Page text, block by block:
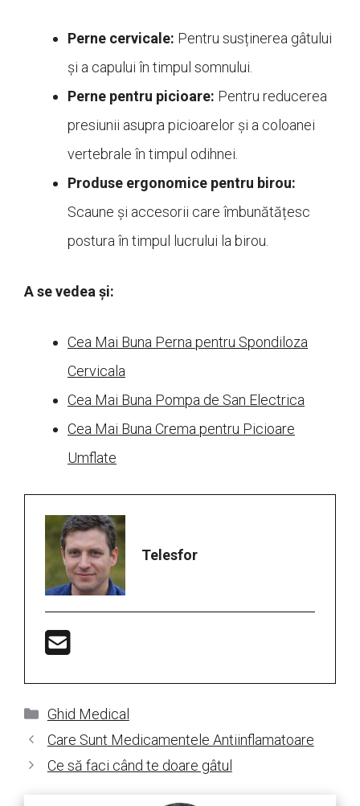
Perne cervicale: Pentru susținerea gâtului
și a capului în timpul somnului.
Perne pentru picioare: Pentru reducerea
presiunii asupra picioarelor și a coloanei
vertebrale în timpul odihnei.
Produse ergonomice pentru birou:
Scaune și accesorii care îmbunătățesc
postura în timpul lucrului la birou.
A se vedea și:
Cea Mai Buna Perna pentru Spondiloza
Cervicala
Cea Mai Buna Pompa de San Electrica
Cea Mai Buna Crema pentru Picioare
Umflate
Telesfor
Categorii
Ghid Medical
Care Sunt Medicamentele Antiinflamatoare
Ce să faci când te doare gâtul